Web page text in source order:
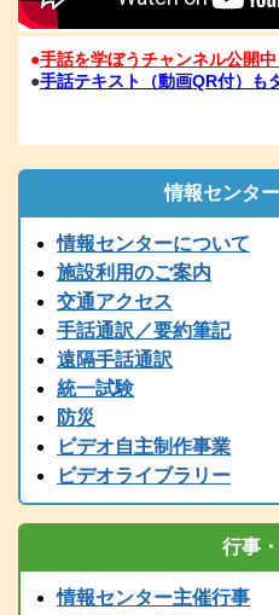
2025（令和7）年度手話通訳者全
2026.01.06
1/6（火）11：00時点 電話が復
の時点から、受信が可能となって
2026.01.06
1/6（火）9：00時点 現在、電話
は、兵庫県こどものきこえ相談
2025.12.26
〔年末年始の休館について〕年末
す。１２/２８～１/５まで閉館し
2025.12.24
令和７年度 手話通訳者養成講
載しました。
2025.11.01
2025（R7）年度全国統一要約筆
した
2025.08.01
2025（令和7）年度手話通訳者全
た。
2025（令和7）年度手話通訳者全
（金）掲載予定です。
●手話を学ぼうチャンネル公開中
●手話テキスト（動画QR付）も
情報センタ
情報センターについて
施設利用のご案内
交通アクセス
手話通訳／要約筆記
遠隔手話通訳
統一試験
防災
ビデオ自主制作事業
ビデオライブラリー
行事
情報センター主催行事